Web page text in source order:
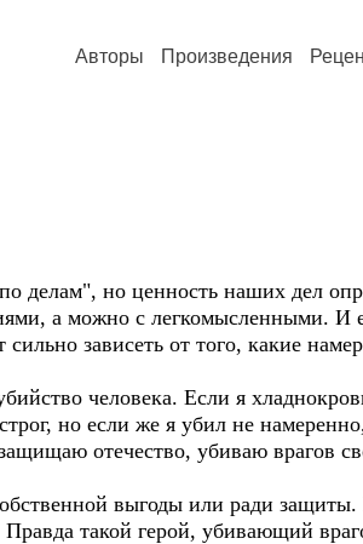
Авторы Произведения
делам", но ценность наших дел
а можно с легкомысленными. И
зависеть от того, какие
человека. Если я
но если же я убил не
отечество, убиваю врагов
выгоды или ради
такой герой, убивающий